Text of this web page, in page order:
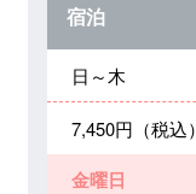
宿泊
日～木
7,450円（税込）
金曜日